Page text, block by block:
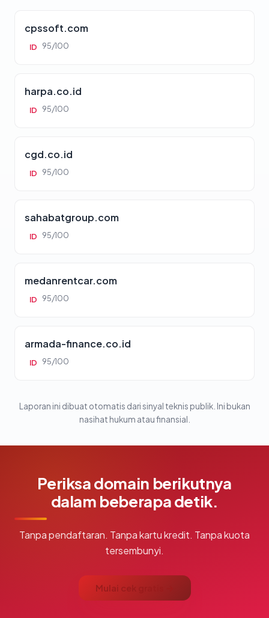
cpssoft.com
ID 95/100
harpa.co.id
ID 95/100
cgd.co.id
ID 95/100
sahabatgroup.com
ID 95/100
medanrentcar.com
ID 95/100
armada-finance.co.id
ID 95/100
Laporan ini dibuat otomatis dari sinyal teknis publik. Ini bukan
nasihat hukum atau finansial.
Periksa domain berikutnya
dalam beberapa detik.
Tanpa pendaftaran. Tanpa kartu kredit. Tanpa kuota
tersembunyi.
Mulai cek gratis →